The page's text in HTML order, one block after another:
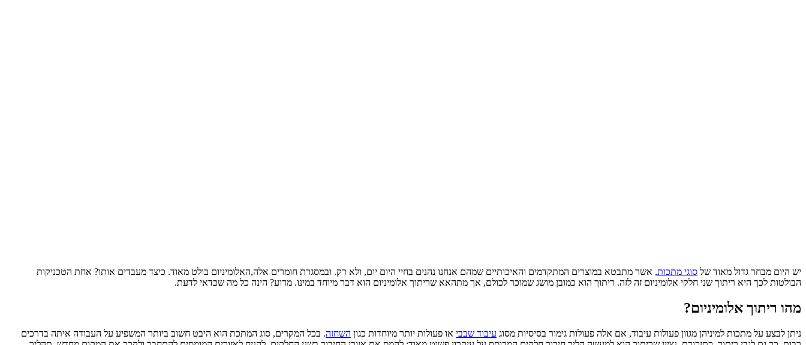
יש היום מבחר גדול מאוד של סוגי מתכות, אשר מתבטא במוצרים המתקדמים והאיכותיים שמהם אנחנו נהנים בחיי היום יום, ולא רק. ובמסגרת חומרים אלה,האלומיניום בולט מאוד. כיצד מעבדים אותו? אחת הטכניקות
הבולטות לכך היא ריתוך שני חלקי אלומיניום זה לזה. ריתוך הוא כמובן מושג שמוכר לכולם, אך מתהאא שריתוך אלומיניום הוא דבר מיוחד במינו. מדוע? הינה כל מה שכדאי לדעת.
מהו ריתוך אלומיניום?
ניתן לבצע על מתכות למיניהן מגוון פעולות עיבוד, אם אלה פעולות גימור בסיסיות מסוג עיבוד שבבי או פעולות יותר מיוחדות כגון השחזה. בכל המקרים, סוג המתכת הוא היבט חשוב ביותר המשפיע על העבודה איתה בדרכים